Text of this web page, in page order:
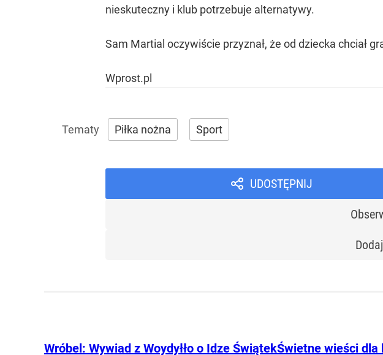
nieskuteczny i klub potrzebuje alternatywy.
Sam Martial oczywiście przyznał, że od dziecka chciał
Wprost.pl
Piłka nożna Sport
UDOSTĘPNIJ
Wróbel: Wywiad z Woydyłło o Idze ŚwiątekŚwietne wieści dla